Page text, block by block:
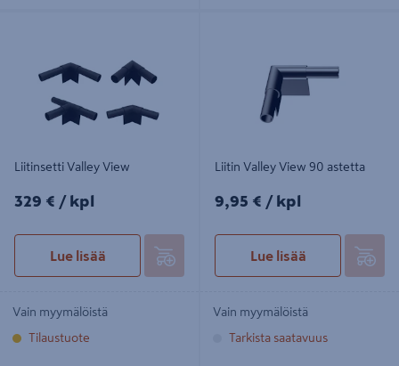
Liitinsetti Valley View
329€/kpl
329 € / kpl
Lue lisää
Vain myymälöistä
Tilaustuote
Liitin Valley View 90 astetta
9,95€/kpl
9,95 € / kpl
Lue lisää
Vain myymälöistä
Tarkista saatavuus